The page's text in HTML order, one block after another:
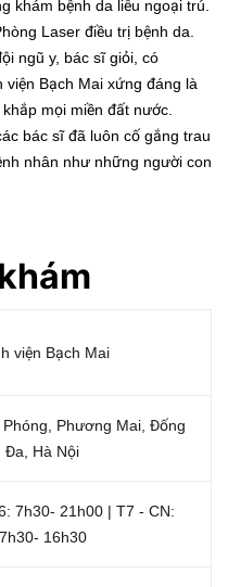
khám bệnh da liễu ngoại trú.
Laser điều trị bệnh da.
ngũ y, bác sĩ giỏi, có
viện Bạch Mai xứng đáng là
mọi miền đất nước.
bác sĩ đã luôn cố gắng trau
nhân như những người con
ám
viện Bạch Mai
Phương Mai, Đống
Đa, Hà Nội
7h30- 21h00 | T7 - CN:
7h30- 16h30